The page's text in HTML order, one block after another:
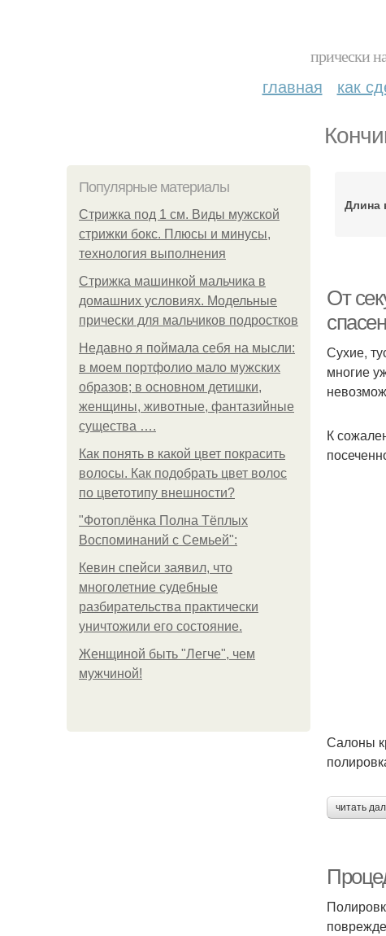
прически
главная как
Популярные материалы
Стрижка под 1 см. Виды мужской
стрижки бокс. Плюсы и минусы,
технология выполнения
Стрижка машинкой мальчика в
домашних условиях. Модельные
прически для мальчиков подростков
Недавно я поймала себя на мысли:
в моем портфолио мало мужских
образов; в основном детишки,
женщины, животные, фантазийные
существа ….
Как понять в какой цвет покрасить
волосы. Как подобрать цвет волос
по цветотипу внешности?
"Фотоплёнка Полна Тёплых
Воспоминаний с Семьей":
Кевин спейси заявил, что
многолетние судебные
разбирательства практически
уничтожили его состояние.
Женщиной быть "Легче", чем
мужчиной!
Длина
От
Сухие,
многие
К
Салоны
читать